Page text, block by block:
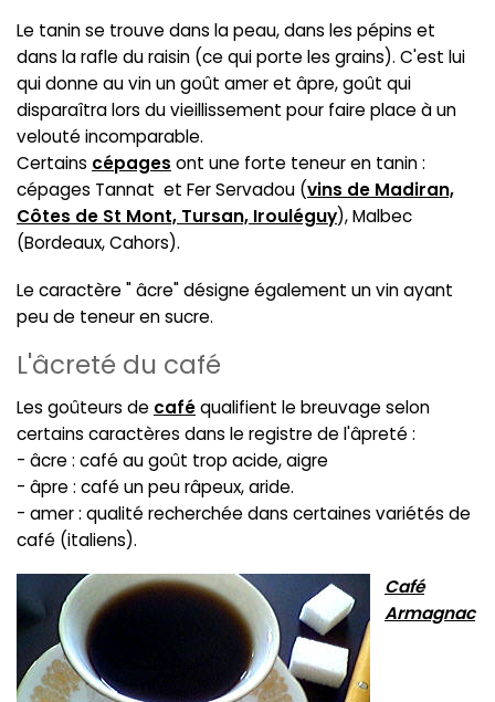
Le tanin se trouve dans la peau, dans les pépins et
dans la rafle du raisin (ce qui porte les grains). C'est lui
qui donne au vin un goût amer et âpre, goût qui
disparaîtra lors du vieillissement pour faire place à un
velouté incomparable.
Certains cépages ont une forte teneur en tanin :
cépages Tannat et Fer Servadou (vins de Madiran,
Côtes de St Mont, Tursan, Irouléguy), Malbec
(Bordeaux, Cahors).
Le caractère " âcre" désigne également un vin ayant
peu de teneur en sucre.
L'âcreté du café
Les goûteurs de caféqualifient le breuvage selon
certains caractères dans le registre de l'âpreté :
- âcre : café au goût trop acide, aigre
- âpre : café un peu râpeux, aride.
- amer : qualité recherchée dans certaines variétés de
café (italiens).
Café
Armagnac